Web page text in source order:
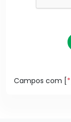
Campos com [*